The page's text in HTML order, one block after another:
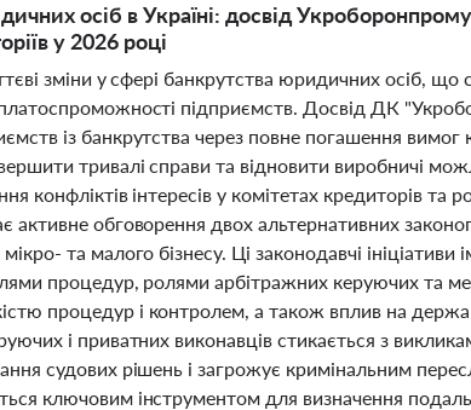
осіб в Україні: досвід
у 2026 році
зміни у сфері банкрутства юридичних осіб,
підприємств. Досвід ДК
із банкрутства через повне погашення вимог
тривалі справи та відновити виробничі
конфліктів інтересів у комітетах кредиторів та
активне обговорення двох альтернативних
та малого бізнесу. Ці законодавчі ініціативи
процедур, ролями арбітражних керуючих та
процедур і контролем, а також вплив на
і приватних виконавців стикається з
судових рішень і загрожує кримінальним
ключовим інструментом для визначення